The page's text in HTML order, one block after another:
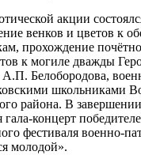
акции
венков и цветов к
прохождение
к могиле дважды
Белобородова,
школьниками
района. В
гала-концерт
фестиваля военно-
молодой».